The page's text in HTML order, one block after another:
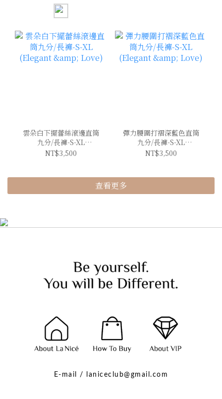
雲朵白下擺蕾絲滾邊直筒
九分/長褲-S-XL
(Elegant & Love)
NT$3,500
彈力腰圍打褶深藍色直筒
九分/長褲-S-XL
(Elegant & Love)
NT$3,500
查看更多
E-mail / laniceclub@gmail.com